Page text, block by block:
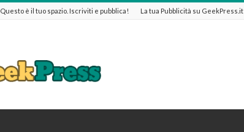
Questo è il tuo spazio. Iscriviti e pubblica! La tua Pubblicità su GeekPress.it